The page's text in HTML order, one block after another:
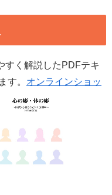
すく解説したPDFテキ
す。 オンラインショッ